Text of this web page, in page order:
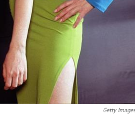
Getty Images